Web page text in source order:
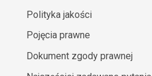
Polityka jakości
Pojęcia prawne
Dokument zgody prawnej